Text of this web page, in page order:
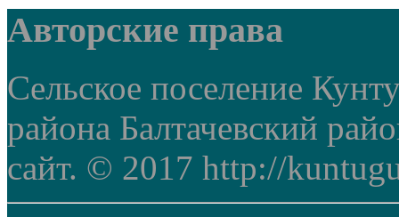
Авторские права
Сельское поселение
района Балтачевский
сайт. © 2017 http://